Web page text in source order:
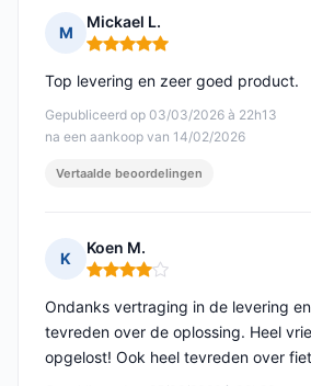
M
Mickael L.
Opmerking: 5 van 5
Gepubliceerd op 03/03/2026 à 22h13
na een aankoop van 14/02/2026
Top levering en zeer goed product.
Vertaalde beoordelingen
K
Koen M.
Opmerking: 4 van 5
Ondanks vertraging in de levering
tevreden over de oplossing. Heel
opgelost! Ook heel tevreden over